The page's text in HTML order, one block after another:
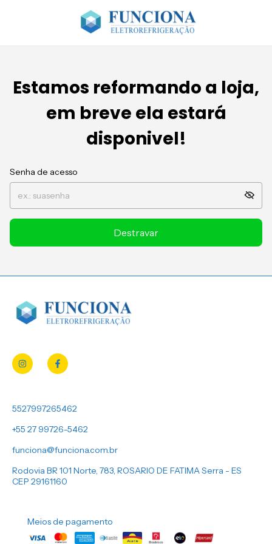
Estamos reformando a loja,
em breve ela estará
disponivel!
Senha de acesso
Destravar
5527997265462
+55 27 99726-5462
funciona@funciona.com.br
Rodovia BR 101 Norte, 783, ROSARIO DE FATIMA Serra - ES
CEP 29161160
Meios de pagamento